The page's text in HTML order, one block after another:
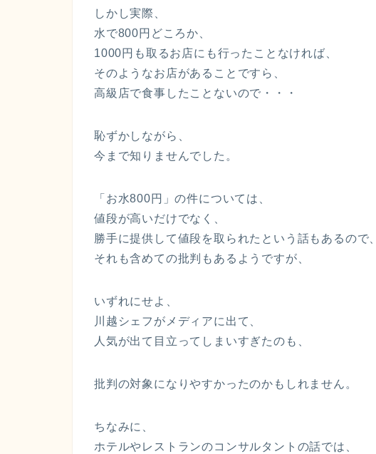
しかし実際、
水で800円どころか、
1000円も取るお店にも行ったことなければ、
そのようなお店があることですら、
高級店で食事したことないので・・・
恥ずかしながら、
今まで知りませんでした。
「お水800円」の件については、
値段が高いだけでなく、
勝手に提供して値段を取られたという話もあるので、
それも含めての批判もあるようですが、
いずれにせよ、
川越シェフがメディアに出て、
人気が出て 目立ってしまいすぎたのも、
批判の対象になりやすかったのかもしれません。
ちなみに、
ホテルやレストランのコンサルタントの話では、